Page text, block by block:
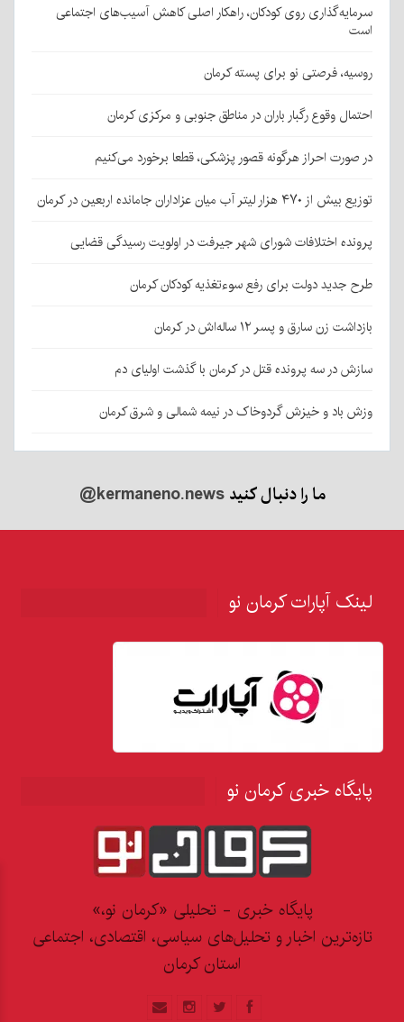
سرمایه‌گذاری روی کودکان، راهکار اصلی کاهش آسیب‌های اجتماعی
است
روسیه، فرصتی نو برای پسته کرمان
احتمال وقوع رگبار باران در مناطق جنوبی و مرکزی کرمان
در صورت احراز هرگونه قصور پزشکی، قطعا برخورد می‌کنیم
توزیع بیش از ۴۷۰ هزار لیتر آب میان عزاداران جامانده اربعین در کرمان
پرونده اختلافات شورای شهر جیرفت در اولویت رسیدگی قضایی
طرح جدید دولت برای رفع سوءتغذیه کودکان کرمان
بازداشت زن سارق و پسر ۱۲ ساله‌اش در کرمان
سازش در سه پرونده قتل در کرمان با گذشت اولیای دم
وزش باد و خیزش گردوخاک در نیمه شمالی و شرق کرمان
ما را دنبال کنید@kermaneno.news
لینک آپارات کرمان نو
پایگاه خبری کرمان نو
پایگاه خبری - تحلیلی «کرمان نو،»
تازه‌ترین اخبار و تحلیل‌های سیاسی، اقتصادی، اجتماعی
استان کرمان